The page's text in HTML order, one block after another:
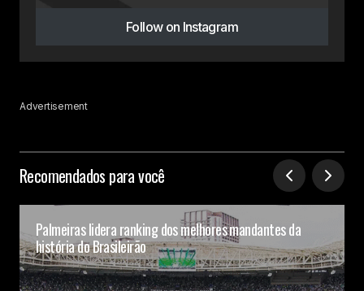
Follow on Instagram
Advertisement
Recomendados para você
Palmeiras lidera ranking dos melhores mandantes da
história do Brasileirão